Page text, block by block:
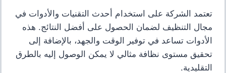
تعتمد الشركة على استخدام أحدث التقنيات والأدوات في
مجال التنظيف لضمان الحصول على أفضل النتائج. هذه
الأدوات تساعد في توفير الوقت والجهد، بالإضافة إلى
تحقيق مستوى نظافة مثالي لا يمكن الوصول إليه بالطرق
التقليدية.